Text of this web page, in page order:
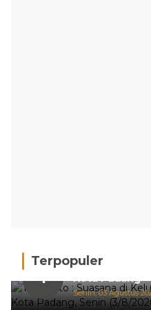
Terpopuler
1
Hujan Deras,
Kota Padang
Senin, 03 Agustus